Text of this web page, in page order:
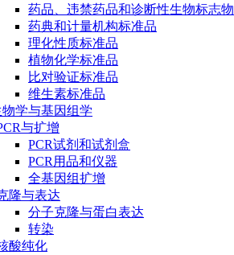
药品、违禁药品和诊断性生物标志物
药典和计量机构标准品
理化性质标准品
植物化学标准品
比对验证标准品
维生素标准品
学与基因组学
与扩增
PCR试剂和试剂盒
PCR用品和仪器
全基因组扩增
隆与表达
分子克隆与蛋白表达
转染
酸纯化